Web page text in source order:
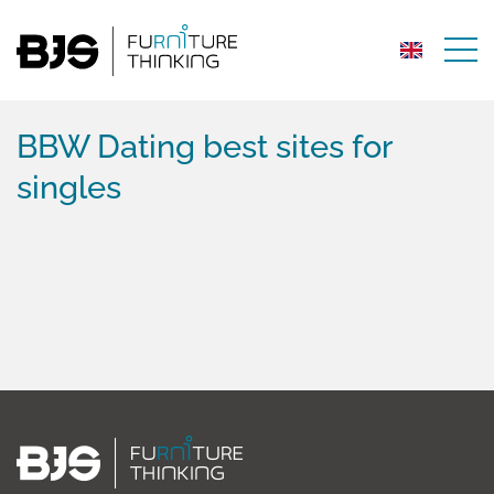
BBW Dating best sites for
singles